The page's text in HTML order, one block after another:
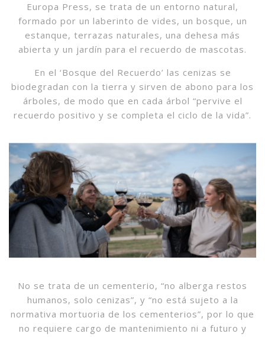
Europa Press, se trata de un entorno natural,
formado por un laberinto de vides, un bosque, un
estanque, terrazas naturales, una dehesa más
abierta y un jardín para el recuerdo de mascotas.
En el ‘Bosque del Recuerdo’ las cenizas se
biodegradan con la tierra y sirven de abono para los
árboles, de modo que en cada árbol “pervive el
recuerdo positivo y se completa el ciclo de la vida”.
No se trata de un cementerio, “no alberga restos
humanos, solo cenizas”, y “no está sujeto a la
normativa mortuoria de los cementerios”, por lo que
no requiere cargo de mantenimiento ni a futuro y